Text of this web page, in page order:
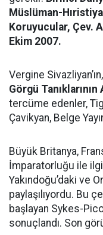
Müslüman-
Koruyucular, Çev.
Ekim 2007.
Vergine Sivazliyan’ın,
Görgü Tanıklarının
tercüme edenler,
Çavikyan, Belge
Büyük Britanya,
İmparatorluğu ile
Yakındoğu’daki ve
paylaşılıyordu. Bu
başlayan Sykes-
sonuçlandı. Son